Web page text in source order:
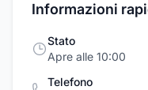
Informazioni
Stato
Apre alle 10:00
Telefono